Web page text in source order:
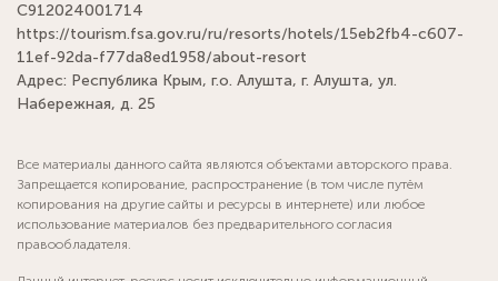
С912024001714
https://tourism.fsa.gov.ru/ru/resorts/hotels/15eb2fb4-c607-
11ef-92da-f77da8ed1958/about-resort
Адрес: Республика Крым, г.о. Алушта, г. Алушта, ул.
Набережная, д. 25
Все материалы данного сайта являются объектами авторского права.
Запрещается копирование, распространение (в том числе путём
копирования на другие сайты и ресурсы в интернете) или любое
использование материалов без предварительного согласия
правообладателя.